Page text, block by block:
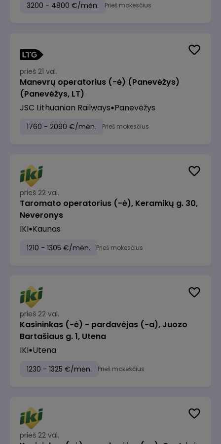
3200 - 4800 €/mėn. Prieš mokesčius
prieš 21 val.
Manevrų operatorius (-ė) (Panevėžys)
(Panevėžys, LT)
JSC Lithuanian Railways Panevėžys
1760 - 2090 €/mėn. Prieš mokesčius
prieš 22 val.
Taromato operatorius (-ė), Keramikų g. 30,
Neveronys
IKI Kaunas
1210 - 1305 €/mėn. Prieš mokesčius
prieš 22 val.
Kasininkas (-ė) - pardavėjas (-a), Juozo
Bartašiaus g. 1, Utena
IKI Utena
1230 - 1325 €/mėn. Prieš mokesčius
prieš 22 val.